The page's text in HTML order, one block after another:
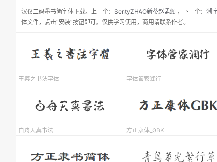
汉仪二码墨书简字体下载。 上一个： SentyZHAO新蒂赵孟頫 ， 下一个： 潮
体文件，点击“安装”按钮即可。仅供学习使用，商用请联系作者。
王羲之书法字体 字体管家润行
白舟天真书法 方正康体_GBK